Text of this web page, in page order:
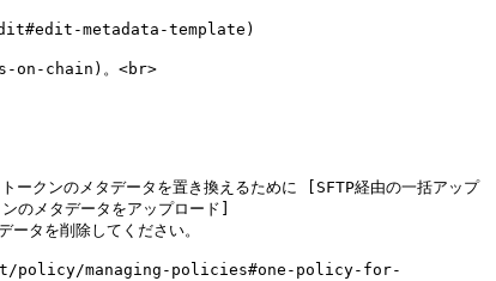
edit#edit-metadata-template)
on-chain)。<br>
ークンのメタデータを置き換えるために [SFTP経由の一括アップ
タデータをアップロード]
削除してください。
policy/managing-policies#one-policy-for-